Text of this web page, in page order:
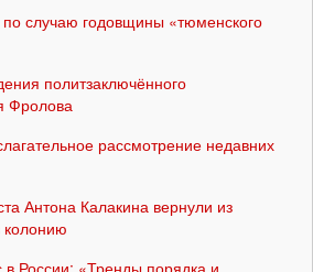
случаю годовщины «тюменского
политзаключённого
Фролова
рассмотрение недавних
Антона Калакина вернули из